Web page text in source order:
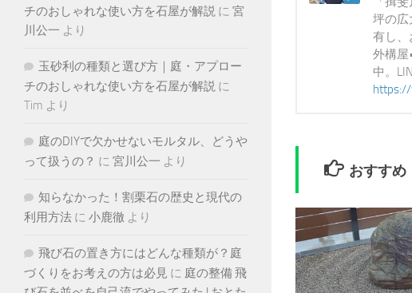
坪の広
有し、
外構屋
中。
おすすめ
チのおしゃれな使い方を石屋が解説 に 宮
川公一 より
玉砂利の種類と選び方｜庭・アプロー
チのおしゃれな使い方を石屋が解説 に
Tim より
庭のDIYで欠かせないモルタル、どうや
って扱うの？ に 宮川公一 より
知らなかった！割栗石の歴史と現代の
利用方法 に 小鹿徹 より
飛び石の置き方にはどんな種類が？庭
づくりをお考えの方は必見 に 庭の整備 飛